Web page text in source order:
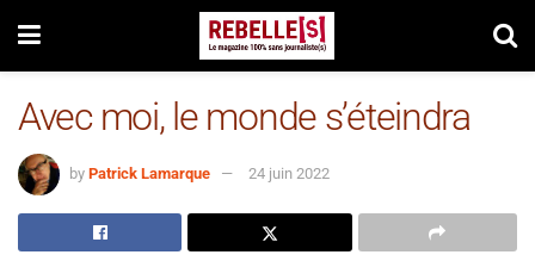
Avec moi, le monde s’éteindra
by Patrick Lamarque 24 juin 2022